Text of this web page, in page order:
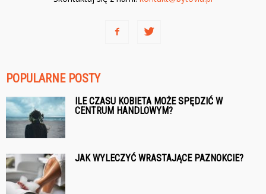
POPULARNE POSTY
ILE CZASU KOBIETA MOŻE SPĘDZIĆ W
CENTRUM HANDLOWYM?
JAK WYLECZYĆ WRASTAJĄCE PAZNOKCIE?